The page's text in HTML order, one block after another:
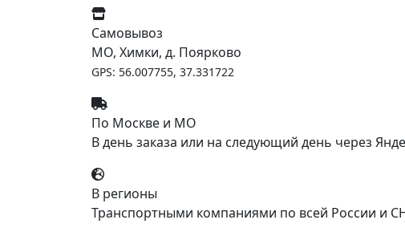
Самовывоз
МО, Химки, д. Поярково
GPS: 56.007755, 37.331722
По Москве и МО
В день заказа или на следующий день через
В регионы
Транспортными компаниями по всей России и